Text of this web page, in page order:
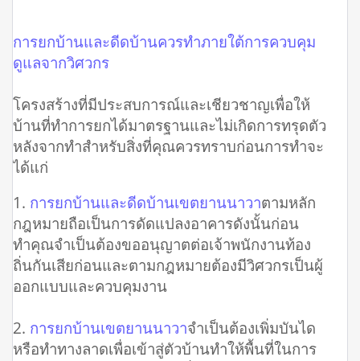
การยกบ้านและดีดบ้านควรทำภายใต้การควบคุม
ดูแลจากวิศวกร
โครงสร้างที่มีประสบการณ์และเชียวชาญเพื่อให้
บ้านที่ทำการยกได้มาตรฐานและไม่เกิดการทรุดตัว
หลังจากทำสำหรับสิ่งที่คุณควรทราบก่อนการทำจะ
ได้แก่
1. การยกบ้านและดีดบ้านเขตยานนาวาตามหลัก
กฎหมายถือเป็นการดัดแปลงอาคารดังนั้นก่อน
ทำคุณจำเป็นต้องขออนุญาตต่อเจ้าพนักงานท้อง
ถิ่นกันเสียก่อนและตามกฎหมายต้องมีวิศวกรเป็นผู้
ออกแบบและควบคุมงาน
2. การยกบ้านเขตยานนาวาจำเป็นต้องเพิ่มบันได
หรือทำทางลาดเพื่อเข้าสู่ตัวบ้านทำให้พื้นที่ในการ